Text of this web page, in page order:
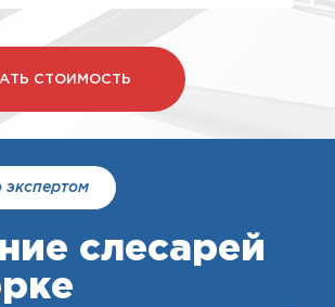
СТОИМОСТЬ
экспертом
слесарей